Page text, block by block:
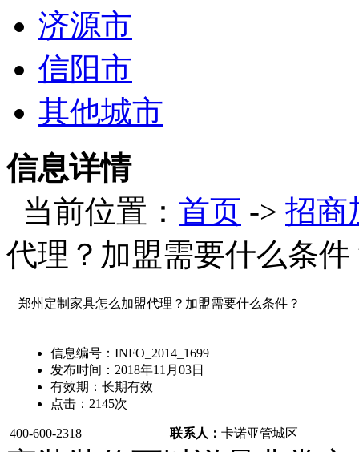
济源市
信阳市
其他城市
信息详情
当前位置： 首页 -> 招商
代理？加盟需要什么条件
郑州定制家具怎么加盟代理？加盟需要什么条件？
信息编号： INFO_2014_1699
发布时间： 2018年11月03日
有效期： 长期有效
点击： 2145次
400-600-2318 联系人： 卡诺亚管城区